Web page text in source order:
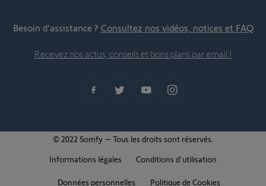
Besoin d’assistance ? Consultez nos vidéos, notices et FAQ
Recevez nos actus, conseils et bons plans par email !
© 2022 Somfy – Tous les droits sont réservés.
Informations légales
Conditions d'utilisation
Données personnelles Politique de Cookies